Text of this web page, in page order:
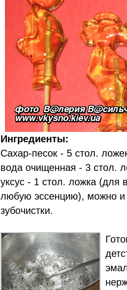
Ингредиенты:
Сахар-песок - 5 стол.
вода очищенная - 3 стол.
уксус - 1 стол. ложка (для
любую эссенцию), можно и
зубочистки.